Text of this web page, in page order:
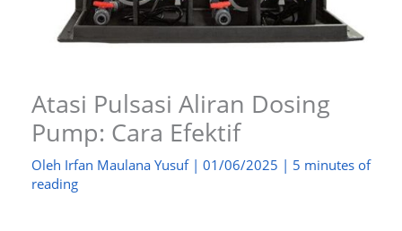
Atasi Pulsasi Aliran Dosing
Pump: Cara Efektif
Oleh Irfan Maulana Yusuf | 01/06/2025 | 5 minutes of
reading